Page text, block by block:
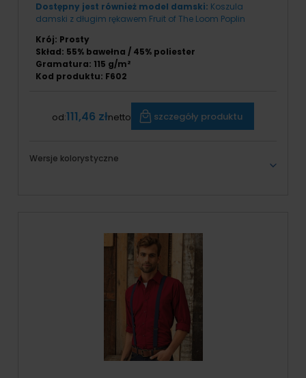
Dostępny jest również model damski: Koszula
damski z długim rękawem Fruit of The Loom Poplin
Krój: Prosty
Skład: 55% bawełna / 45% poliester
Gramatura: 115 g/m²
Kod produktu: F602
od:111,46 złnetto szczegóły produktu
Wersje kolorystyczne